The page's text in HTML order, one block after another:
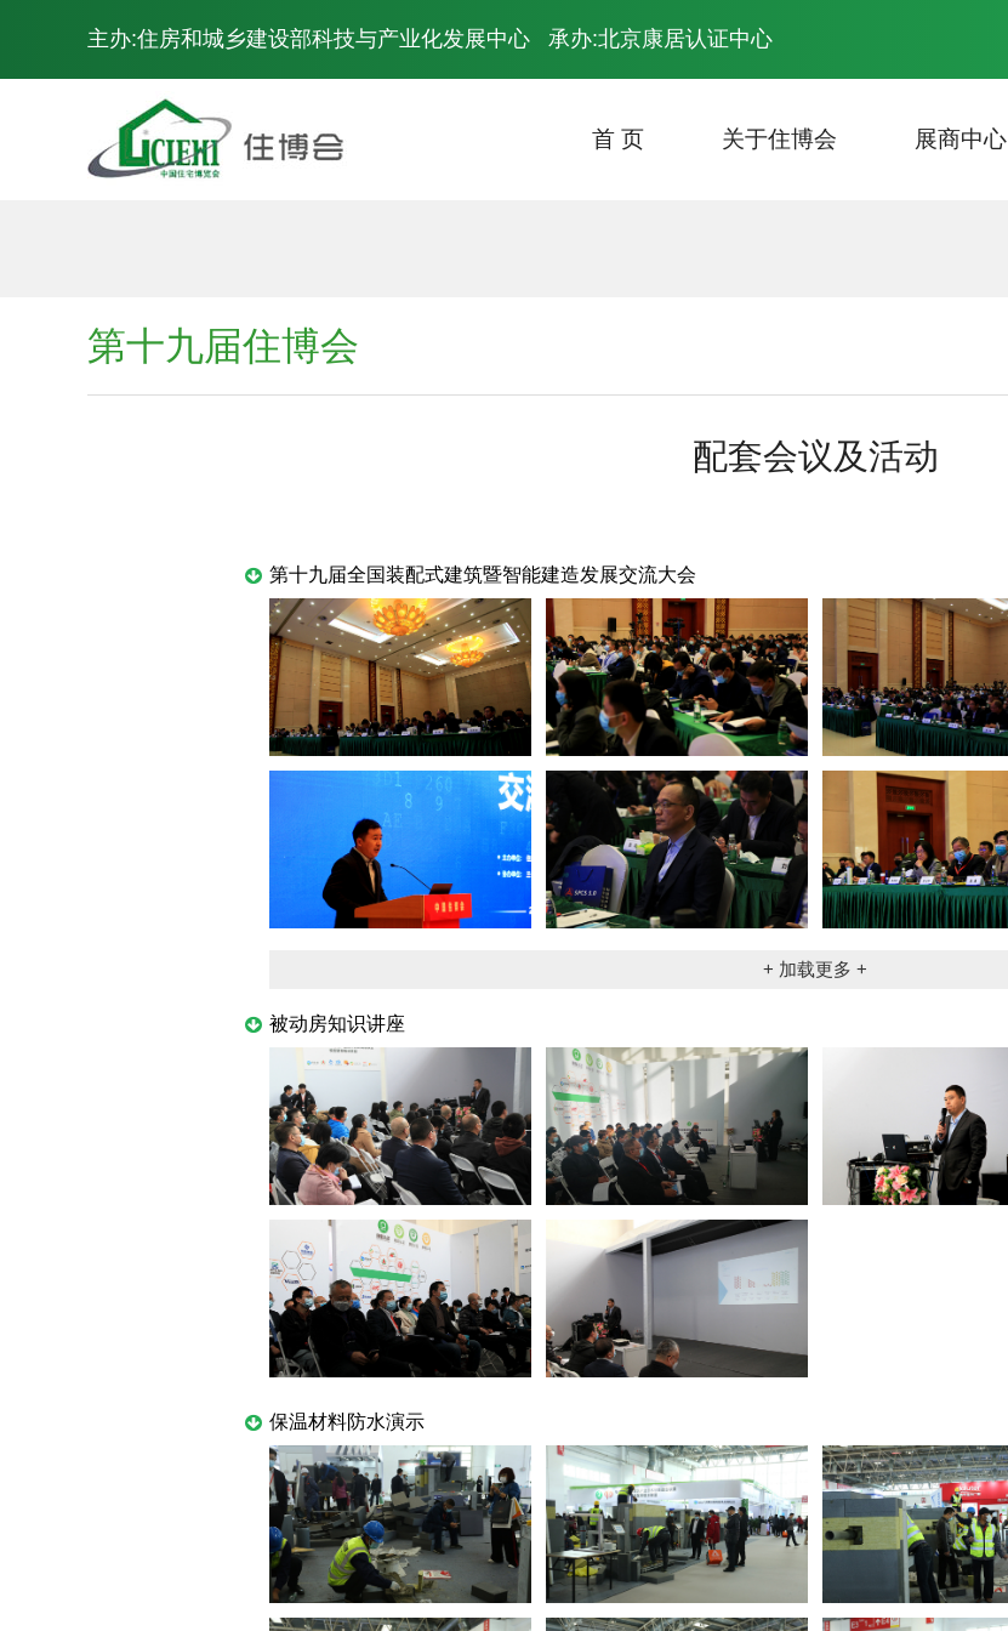
主办:住房和城乡建设部科技与产业化发展中心 承办:北京康居认证中心
首 页 关于住博会 展商中心
第十九届住博会
配套会议及活动
第十九届全国装配式建筑暨智能建造发展交流大会
+ 加载更多 +
被动房知识讲座
保温材料防水演示